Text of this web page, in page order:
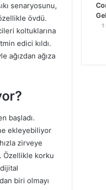
senaryosunu,
övdü.
koltuklarına
edici kıldı.
ağızdan ağıza
başladı.
ekleyebiliyor
zirveye
Özellikle korku
biri olmayı
1